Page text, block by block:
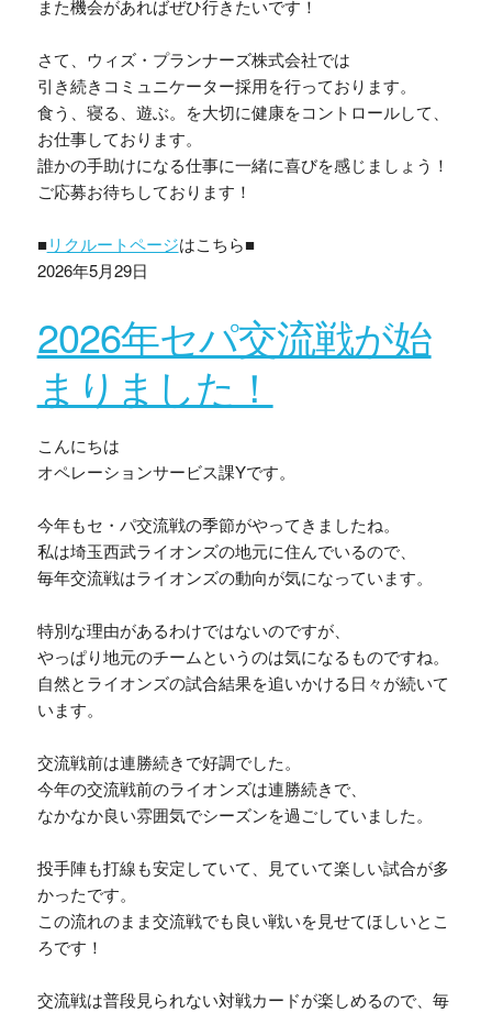
また機会があればぜひ行きたいです！
さて、ウィズ・プランナーズ株式会社では
引き続きコミュニケーター採用を行っております。
食う、寝る、遊ぶ。を大切に健康をコントロールして、
お仕事しております。
誰かの手助けになる仕事に一緒に喜びを感じましょう！
ご応募お待ちしております！
■リクルートページはこちら■
2026年5月29日
2026年セパ交流戦が始
まりました！
こんにちは
オペレーションサービス課Yです。
今年もセ・パ交流戦の季節がやってきましたね。
私は埼玉西武ライオンズの地元に住んでいるので、
毎年交流戦はライオンズの動向が気になっています。
特別な理由があるわけではないのですが、
やっぱり地元のチームというのは気になるものですね。
自然とライオンズの試合結果を追いかける日々が続いて
います。
交流戦前は連勝続きで好調でした。
今年の交流戦前のライオンズは連勝続きで、
なかなか良い雰囲気でシーズンを過ごしていました。
投手陣も打線も安定していて、見ていて楽しい試合が多
かったです。
この流れのまま交流戦でも良い戦いを見せてほしいとこ
ろです！
交流戦は普段見られない対戦カードが楽しめるので、毎